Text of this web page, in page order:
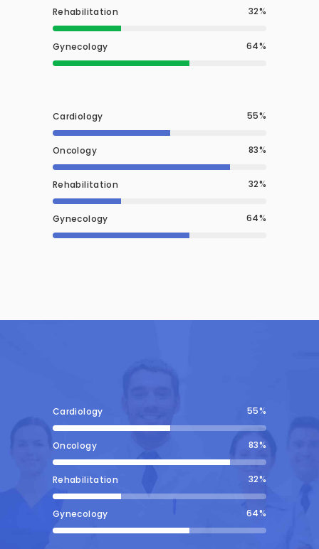
Rehabilitation 32
Gynecology 64
Cardiology 55
Oncology 83
Rehabilitation 32
Gynecology 64
Cardiology 55
Oncology 83
Rehabilitation 32
Gynecology 64